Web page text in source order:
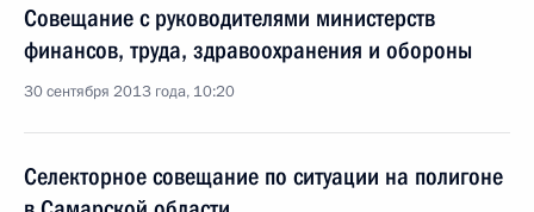
Совещание с руководителями министерств
финансов, труда, здравоохранения и обороны
30 сентября 2013 года, 10:20
Селекторное совещание по ситуации на полигоне